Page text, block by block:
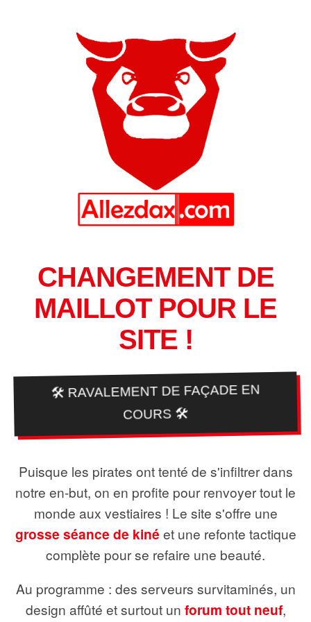
CHANGEMENT DE
MAILLOT POUR LE
SITE !
🛠️ RAVALEMENT DE FAÇADE EN
COURS 🛠️
Puisque les pirates ont tenté de s'infiltrer dans
notre en-but, on en profite pour renvoyer tout le
monde aux vestiaires ! Le site s'offre une
grosse séance de kiné et une refonte tactique
complète pour se refaire une beauté.
Au programme : des serveurs survitaminés, un
design affûté et surtout un forum tout neuf,